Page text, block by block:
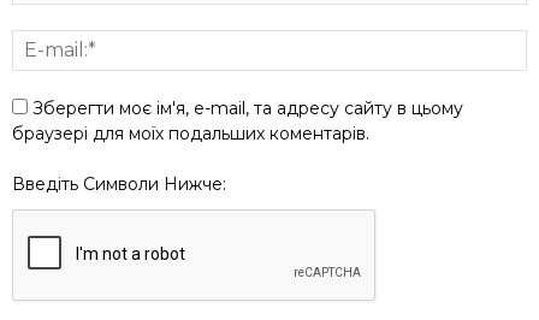
Зберегти моє ім'я, e-mail, та адресу сайту в цьому
браузері для моїх подальших коментарів.
Введіть Символи Нижче: